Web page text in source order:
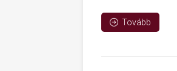
Tovább